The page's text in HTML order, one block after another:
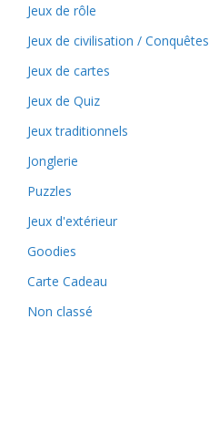
Jeux de rôle
Jeux de civilisation / Conquêtes
Jeux de cartes
Jeux de Quiz
Jeux traditionnels
Jonglerie
Puzzles
Jeux d'extérieur
Goodies
Carte Cadeau
Non classé